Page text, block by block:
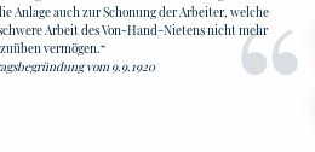
Anlage auch zur Schonung der Arbeiter, welche
Arbeit des Von-Hand-Nietens nicht mehr
vermögen.“
vom 9.9.1920